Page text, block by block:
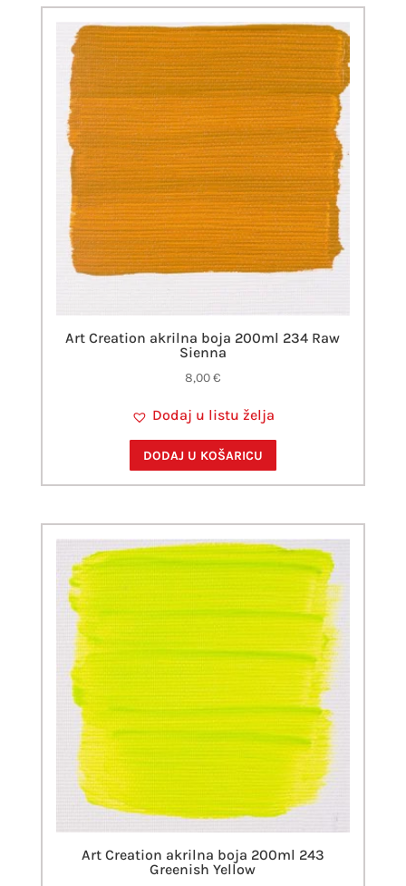
Art Creation akrilna boja 200ml 234 Raw
Sienna
8,00€
Dodaj u listu želja
DODAJ U KOŠARICU
Art Creation akrilna boja 200ml 243
Greenish Yellow